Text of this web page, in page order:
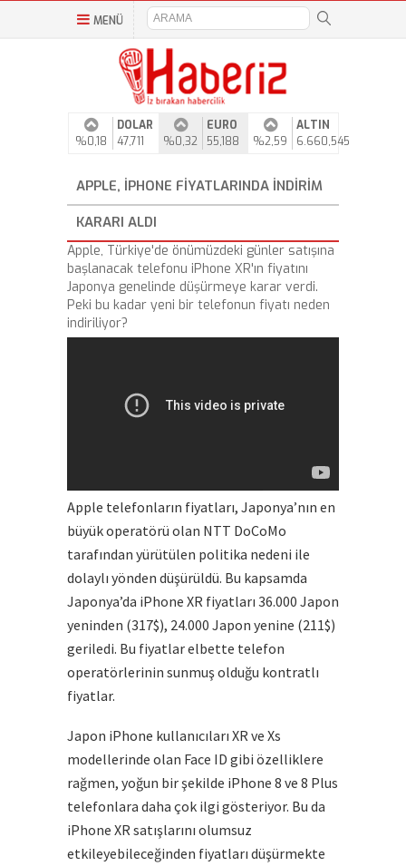
MENÜ
%0,18
DOLAR
47,711
%0,32
EURO
55,188
%2,59
ALTIN
6.660,545
APPLE, IPHONE FIYATLARINDA INDIRIM
KARARI ALDI
Apple, Türkiye'de önümüzdeki günler satışına
başlanacak telefonu iPhone XR'ın fiyatını
Japonya genelinde düşürmeye karar verdi.
Peki bu kadar yeni bir telefonun fiyatı neden
indiriliyor?
Apple telefonların fiyatları, Japonya’nın en
büyük operatörü olan NTT DoCoMo
tarafından yürütülen politika nedeni ile
dolaylı yönden düşürüldü. Bu kapsamda
Japonya’da iPhone XR fiyatları 36.000 Japon
yeninden (317$), 24.000 Japon yenine (211$)
geriledi. Bu fiyatlar elbette telefon
operatörlerinin sunmuş olduğu kontratlı
fiyatlar.
Japon iPhone kullanıcıları XR ve Xs
modellerinde olan Face ID gibi özelliklere
rağmen, yoğun bir şekilde iPhone 8 ve 8 Plus
telefonlara daha çok ilgi gösteriyor. Bu da
iPhone XR satışlarını olumsuz
etkileyebileceğinden fiyatları düşürmekte